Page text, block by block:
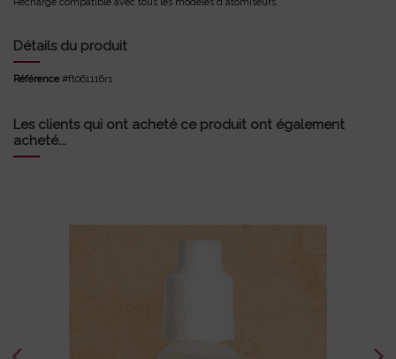
Détails du produit
Référence #ft061116rs
Les clients qui ont acheté ce produit ont également
acheté...
0 6 11 16